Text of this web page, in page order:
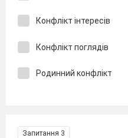
Конфлікт інтересів
Конфлікт поглядів
Родинний конфлікт
Запитання 3